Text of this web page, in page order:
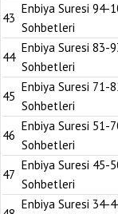
43
Enbiya Suresi 94-
Sohbetleri
44
Enbiya Suresi 83-
Sohbetleri
45
Enbiya Suresi 71-
Sohbetleri
46
Enbiya Suresi 51-
Sohbetleri
47
Enbiya Suresi 45-
Sohbetleri
Enbiya Suresi 34-